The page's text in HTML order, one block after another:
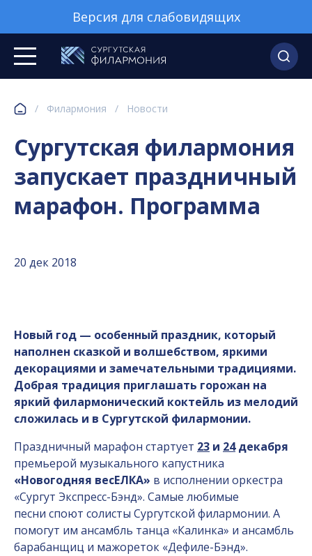
Версия для слабовидящих
/ Филармония / Новости
Сургутская филармония
запускает праздничный
марафон. Программа
20 дек 2018
Новый год — особенный праздник, который
наполнен сказкой и волшебством, яркими
декорациями и замечательными традициями.
Добрая традиция приглашать горожан на
яркий филармонический коктейль из мелодий
сложилась и в Сургутской филармонии.
Праздничный марафон стартует 23 и 24декабря
премьерой музыкального капустника
«Новогодняя весЕЛКА» в исполнении оркестра
«Сургут Экспресс-Бэнд». Самые любимые
песни споют солисты Сургутской филармонии. А
помогут им ансамбль танца «Калинка» и ансамбль
барабанщиц и мажореток «Дефиле-Бэнд».